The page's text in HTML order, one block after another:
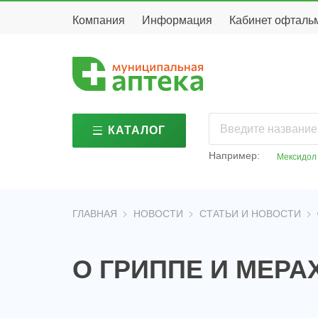
Компания Информация Кабинет
КАТАЛОГ
дезинфицирующие
средства
медикаменты
детское
лечебное и
Например: Мексидол
ГЛАВНАЯ НОВОСТИ СТАТЬИ И НОВОСТИ
О ГРИППЕ И